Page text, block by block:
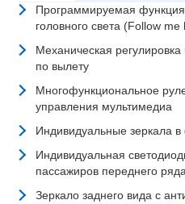
Программируемая
головного света (Follow me
Механическая
по вылету
Многофункциональное
управления мультимедиа
Индивидуальные зеркала
Индивидуальная
пассажиров переднего ряда
Зеркало заднего вида с